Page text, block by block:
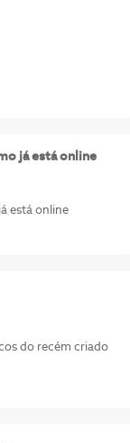
já está online
está online
do recém criado